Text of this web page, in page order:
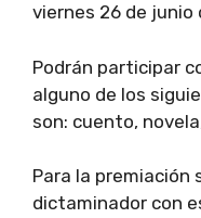
viernes 26 de junio
Podrán participar
alguno de los
son: cuento,
Para la premiación
dictaminador con